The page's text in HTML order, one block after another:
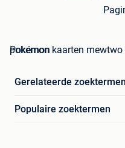
pokemon kaarten mewtwo in Verzamelkaartspellen | Pokémon
Gerelateerde zoektermen
Populaire zoektermen